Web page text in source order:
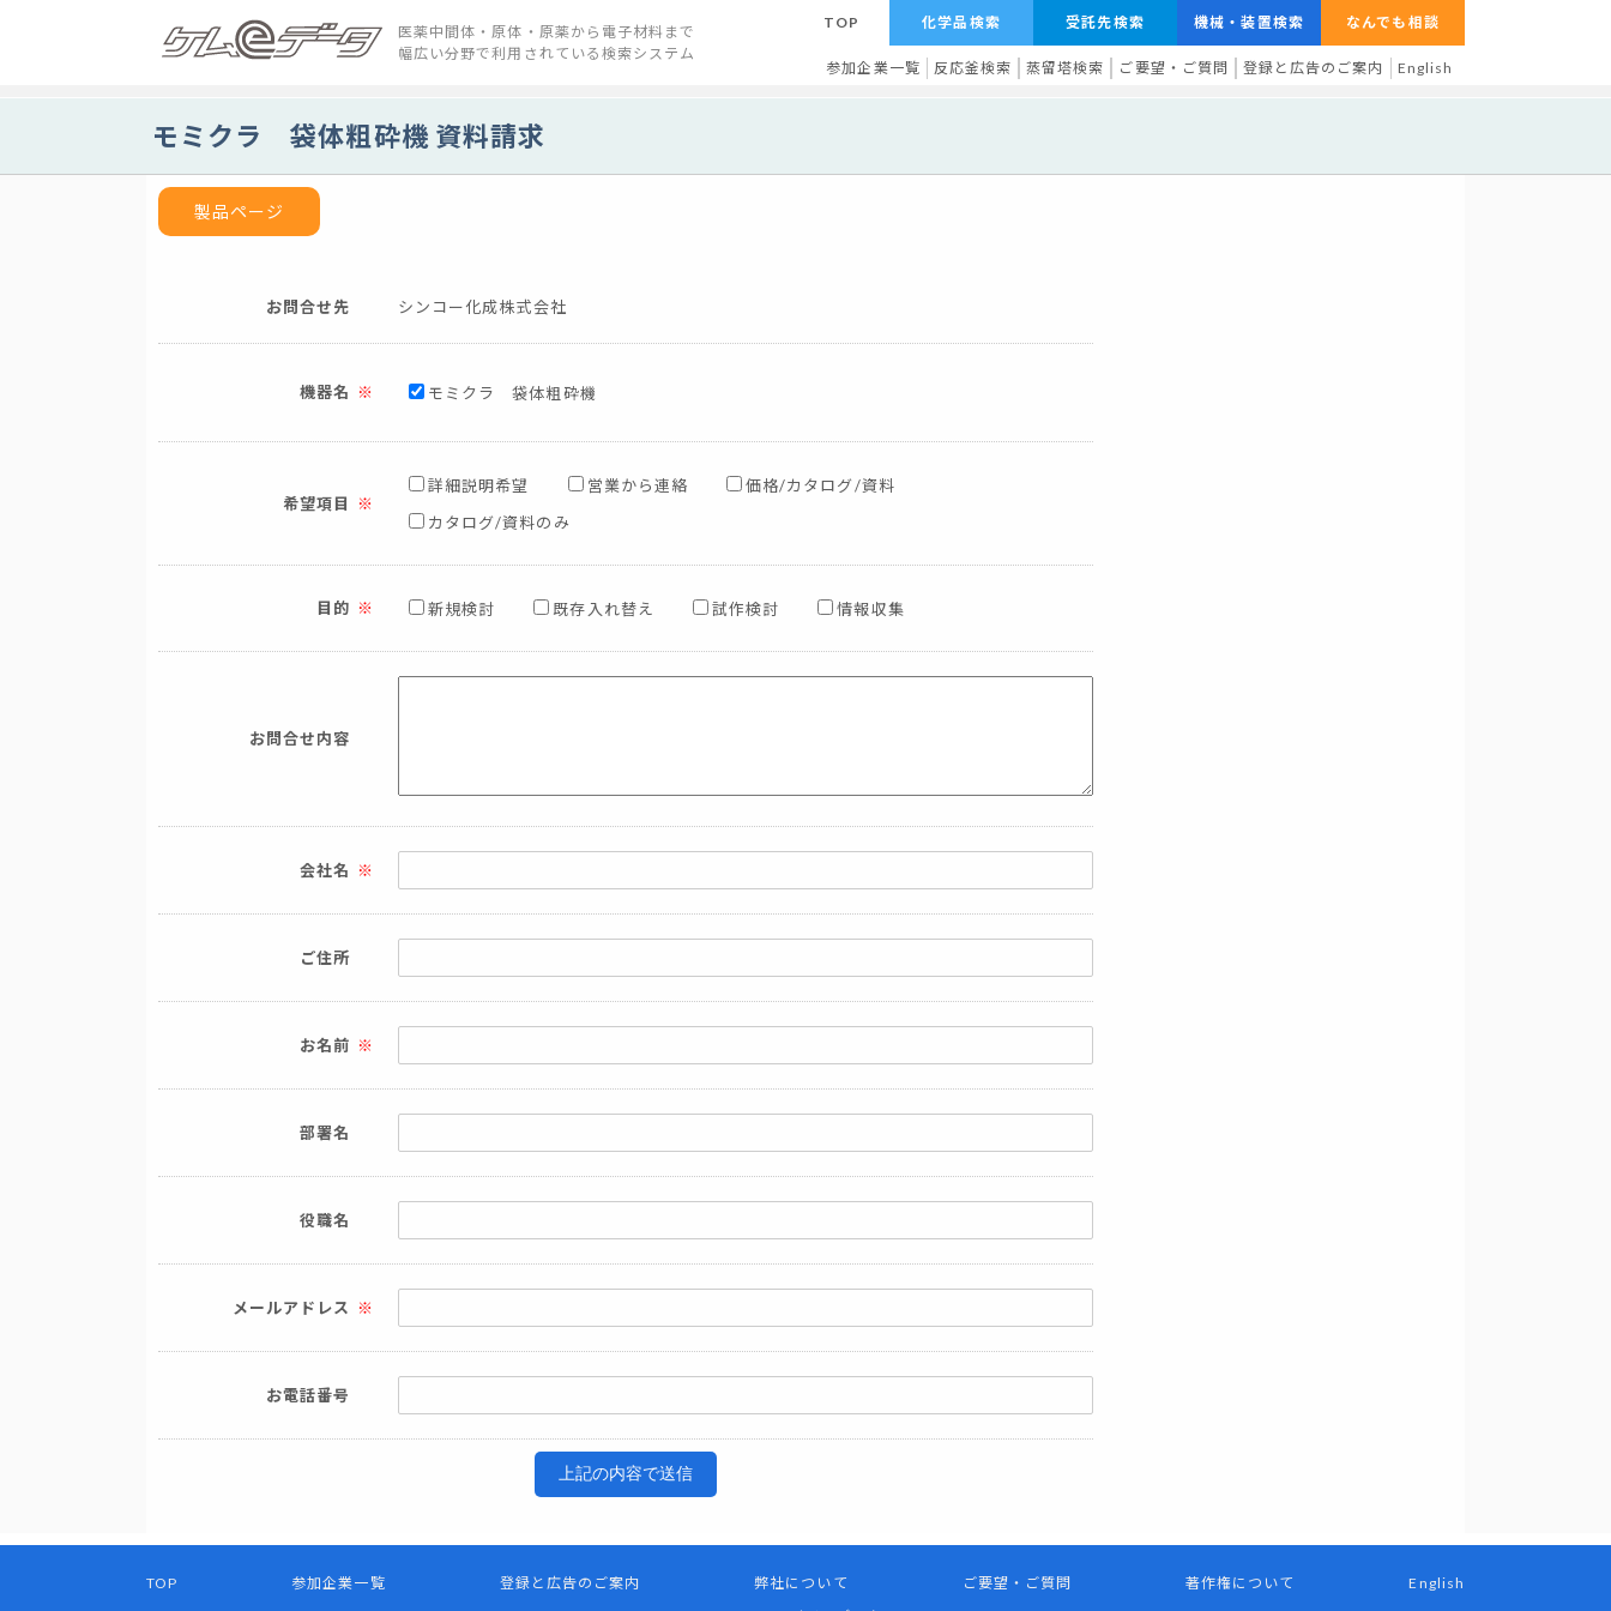
医薬中間体・原体・原薬から電子材料まで
幅広い分野で利用されている検索システム
TOP 化学品検索 受託先検索 機械・装置検索 なんでも相談
参加企業一覧 反応釜検索 蒸留塔検索 ご要望・ご質問 登録と広告のご案内 English
モミクラ 袋体粗砕機 資料請求
製品ページ
お問合せ先 シンコー化成株式会社
機器名 モミクラ 袋体粗砕機
希望項目
詳細説明希望 営業から連絡
価格/カタログ/資料
カタログ/資料のみ
目的 新規検討 既存入れ替え 試作検討 情報収集
お問合せ内容
会社名
ご住所
お名前
部署名
役職名
メールアドレス
お電話番号
上記の内容で送信
TOP 参加企業一覧 登録と広告のご案内 弊社について ご要望・ご質問 著作権について
English